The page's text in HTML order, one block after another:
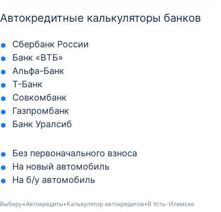
Автокредитные калькуляторы банков
Сбербанк России
Банк «ВТБ»
Альфа-Банк
Т-Банк
Совкомбанк
Газпромбанк
Банк Уралсиб
Без первоначального взноса
На новый автомобиль
На б/у автомобиль
Выберу Автокредиты Калькулятор автокредитов В Усть-Илимске